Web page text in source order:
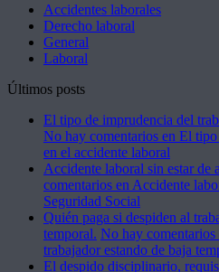
Accidentes laborales
Derecho laboral
General
Laboral
Últimos posts
El tipo de imprudencia del
No hay comentarios en El
en el accidente laboral
Accidente laboral sin estar de
comentarios en Accidente
Seguridad Social
Quién paga si despiden al
temporal. No hay comentarios
trabajador estando de baja
El despido disciplinario,